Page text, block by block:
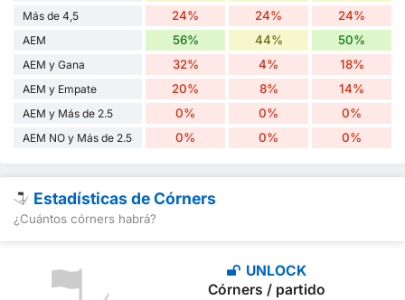
Más de 4,5 24% 24% 24%
AEM 56% 44% 50%
AEM y Gana 32% 4% 18%
AEM y Empate 20% 8% 14%
AEM y Más de 2.5 0% 0% 0%
AEM NO y Más de 2.5 0% 0% 0%
Estadísticas de Córners
¿Cuántos córners habrá?
UNLOCK
Córners / partido